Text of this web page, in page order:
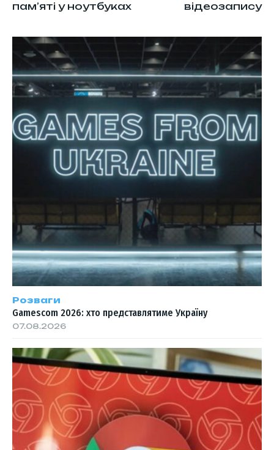
пам’яті у ноутбуках
відеозапису
Розваги
Gamescom 2026: хто представлятиме Україну
07.08.2026